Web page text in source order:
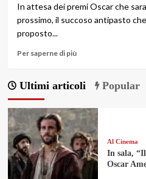
In attesa dei premi Oscar che
prossimo, il succoso antipasto
proposto...
Per saperne di più
Ultimi articoli Popular
Al Cinema
In sala,
Oscar